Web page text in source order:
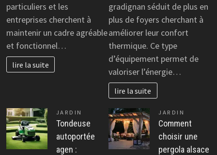
particuliers et les
entreprises cherchent à
maintenir un cadre agréable
et fonctionnel…
lire la suite
gradignan séduit de plus en
plus de foyers cherchant à
améliorer leur confort
thermique. Ce type
d’équipement permet de
valoriser l’énergie…
lire la suite
JARDIN
Tondeuse
autoportée
agen :
JARDIN
Comment
choisir une
pergola alsace